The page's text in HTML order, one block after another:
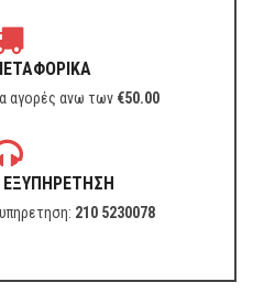
αγορές ανω των €50.00
210 5230078